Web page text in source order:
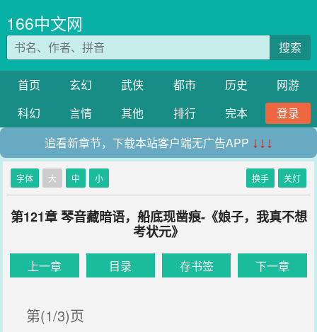
166中文网
搜索
首页 玄幻 武侠 都市 历史
网游
科幻
言情 其他 排行 完本
登录
追看新章节，下载本站客户端无广告APP ↓↓↓
字体 大 中 小 换手 关灯
第121章 琴音藏暗语，船底现凿痕-《娘子，我真不想
考状元》
上一章 目录 存书签 下一章
第(1/3)页